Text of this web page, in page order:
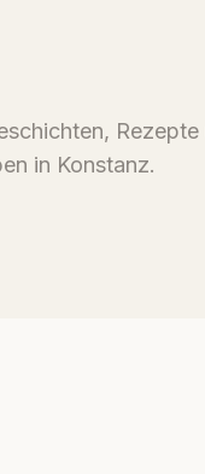
in Konstanz.